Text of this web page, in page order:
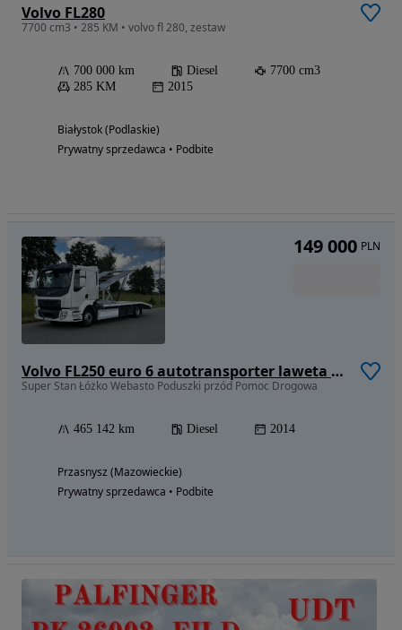
Volvo FL280
7700 cm3 • 285 KM • volvo fl 280, zestaw
700 000 km Diesel
7700 cm3
285 KM
2015
Białystok (Podlaskie)
Prywatny sprzedawca • Podbite
Volvo FL250 euro 6 autotransporter laweta LF4 Nowe Tacho piętro
Super Stan Łóżko Webasto Poduszki przód Pomoc Drogowa
465 142 km Diesel 2014
Przasnysz (Mazowieckie)
Prywatny sprzedawca • Podbite
149 000 PLN